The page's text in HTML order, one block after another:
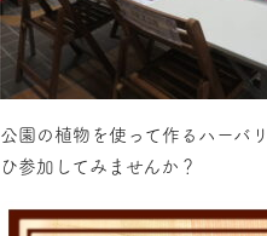
公園の植物を使って作るハーバ
ひ参加してみませんか？